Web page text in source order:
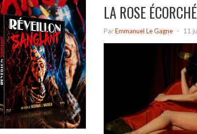
LA ROSE
ParEmmanuel Le Gagne - 11